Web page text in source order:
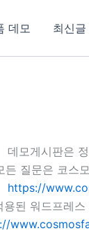
데모 최신
데모게시판은
든 질문은 코스
https://
된 워드프레